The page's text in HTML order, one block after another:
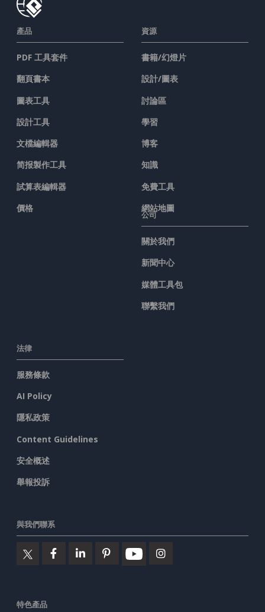
產品
PDF 工具套件
翻頁書本
圖表工具
設計工具
文檔編輯器
简报製作工具
試算表編輯器
價格
資源
書籍/幻燈片
設計/圖表
討論區
學習
博客
知識
免費工具
網站地圖
公司
關於我們
新聞中心
媒體工具包
聯繫我們
法律
服務條款
AI Policy
隱私政策
Content Guidelines
安全概述
舉報投訴
與我們聯系
特色產品